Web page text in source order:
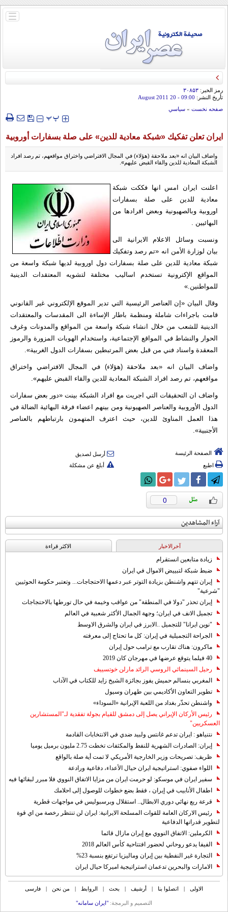
باز
رمز الخبر: ۳۰۸۵۳
تأريخ النشر: 09:00
- 20 August 2011
صفحه نخست » سياسي
‍‍‍ پپ
ايران تعلن تفكيك «شبكة معادية للدين» على صلة بسفارات أوروبية
واضاف البيان انه «بعد ملاحقة (هؤلاء) في المجال الافتراضي واختراق مواقعهم، تم رصد افراد
الشبكة المعادية للدين والقاء القبض عليهم».
اعلنت ايران امس انها فككت شبكة
معادية للدين على صلة بسفارات
اوروبية وبالصهيونية وبعض افرادها من
البهائيين .
ونسبت وسائل الاعلام الایرانیة الى
بيان لوزارة الأمن انه «تم رصد وتفكيك
شبكة معادية للدين على صلة بسفارات دول اوروبية لديها شبكة واسعة من
المواقع الإكترونية تستخدم اساليب مختلفة لتشويه المعتقدات الدينية
للمواطنين.»
وقال البيان «إن العناصر الرئيسية التي تدير الموقع الإلكتروني غير القانوني
قامت باجراءات شاملة ومنظمة باطار الإساءة الى المقدسات والمعتقدات
الدينية للشعب من خلال انشاء شبكة واسعة من المواقع والمدونات وغرف
الحوار والنشاط في المواقع الإجتماعية، واستخدام الهويات المزورة والرموز
المعقدة واسناد فني من قبل بعض المرتبطين بسفارات الدول الغربية».
واضاف البيان انه «بعد ملاحقة (هؤلاء) في المجال الافتراضي واختراق
مواقعهم، تم رصد افراد الشبكة المعادية للدين والقاء القبض عليهم».
واضاف ان التحقيقات التي اجريت مع افراد الشبكة بينت «دور بعض سفارات
الدول الأوروبية والعناصر الصهيونية ومن بينهم اعضاء فرقة البهائية الضالة في
هذا العمل المناوئ للدين، حيث اعترف المتهمون بارتباطهم بالعناصر
الأجنبية».
الصفحة الرئيسة
أرسل لصديق
اطبع
أبلغ عن مشكلة
0
آراء المشاهدين
آخرالاخبار الاکثر قراءة
زيادة متابعين انستقرام
ضبط شبكة لتبييض الاموال في ايران
إيران تتهم واشنطن بزيادة التوتر عبر دعمها الاحتجاجات... وتعتبر حكومة الحوثيين
"شرعية"
إيران تحذر "دولا في المنطقة" من عواقب وخيمة في حال تورطها بالاحتجاجات
تجميل الانف في ايران؛ وجهة الجمال الأكثر شعبية في العالم
"نوين ايرانا" للتجميل ..الابرز في ايران والشرق الاوسط
الجراحة التجميلية في إيران: كل ما تحتاج إلى معرفته
ماكرون: هناك تقارب مع ترامب حول إيران
40 فيلما يتوقع عرضها في مهرجان كان 2019
رحيل السينمائي الروسي الرائد مارلن خوتسييف
المغربي بنسالم حميش يفوز بجائزة الشيخ زايد للكتاب في الآداب
تطوير التعاون الأكاديمي بين طهران وسيول
واشنطن تحذّر بغداد من اللعبة الإيرانية «السوداء»
رئيس الأركان الإيراني يصل إلى دمشق للقيام بجولة تفقدية لـ"المستشارين
العسكريين"
نتنياهو : ايران تدعم غانتس ولبيد ضدي في الانتخابات القادمة
إيران: الصادرات الشهریة للنفط والمكثفات تخطت 2.75 مليون برميل يوميا
ظريف: تصريحات وزير الخارجية الأمريكي لا تمت أية صلة بالواقع
اللواء صفوي: استراتيجية ايران حيال الأعداء، دفاعية ورادعة
سفير ايران في موسكو: لو حرمت ايران من مزايا الاتفاق النووي فلا مبرر لبقائها فيه
اطفال الأنابيب في إيران ، فقط بضع خطوات للوصول إلى احلامك
قرعة ربع نهائي دوري الابطال.. استقلال وبرسبوليس في مواجهات قطرية
رئيس الاركان العامة للقوات المسلحة الايرانية: ايران لن تنتظر رخصة من اي قوة
لتطوير قدراتها الدفاعية
الكرملين: الاتفاق النووي مع إيران مازال قائما
الفيفا يدعو روحاني لحضور افتتاحية كأس العالم 2018
التجارة غیر النفطیة بین إیران ومالیزیا ترتفع بنسبة 23%
الامارات والبحرين تدعمان استراتيجية اميركا حيال ايران
الاولی اتصلوا بنا أرشیف بحث الروابط من نحن فارسی
التصمیم و البرمجة: "ایران سامانه"